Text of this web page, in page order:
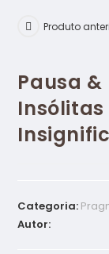
Produto
Pausa
Categoria:
Autor: